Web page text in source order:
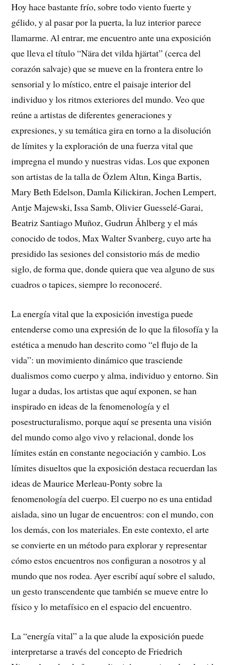
Hoy hace bastante frío, sobre todo viento fuerte y
gélido, y al pasar por la puerta, la luz interior parece
llamarme. Al entrar, me encuentro ante una exposición
que lleva el título “Nära det vilda hjärtat” (cerca del
corazón salvaje) que se mueve en la frontera entre lo
sensorial y lo místico, entre el paisaje interior del
individuo y los ritmos exteriores del mundo. Veo que
reúne a artistas de diferentes generaciones y
expresiones, y su temática gira en torno a la disolución
de límites y la exploración de una fuerza vital que
impregna el mundo y nuestras vidas. Los que exponen
son artistas de la talla de Özlem Altın, Kinga Bartis,
Mary Beth Edelson, Damla Kilickiran, Jochen Lempert,
Antje Majewski, Issa Samb, Olivier Guesselé-Garai,
Beatriz Santiago Muñoz, Gudrun Åhlberg y el más
conocido de todos, Max Walter Svanberg, cuyo arte ha
presidido las sesiones del consistorio más de medio
siglo, de forma que, donde quiera que vea alguno de sus
cuadros o tapices, siempre lo reconoceré.
La energía vital que la exposición investiga puede
entenderse como una expresión de lo que la filosofía y la
estética a menudo han descrito como “el flujo de la
vida”: un movimiento dinámico que trasciende
dualismos como cuerpo y alma, individuo y entorno. Sin
lugar a dudas, los artistas que aquí exponen, se han
inspirado en ideas de la fenomenología y el
posestructuralismo, porque aquí se presenta una visión
del mundo como algo vivo y relacional, donde los
límites están en constante negociación y cambio. Los
límites disueltos que la exposición destaca recuerdan las
ideas de Maurice Merleau-Ponty sobre la
fenomenología del cuerpo. El cuerpo no es una entidad
aislada, sino un lugar de encuentros: con el mundo, con
los demás, con los materiales. En este contexto, el arte
se convierte en un método para explorar y representar
cómo estos encuentros nos configuran a nosotros y al
mundo que nos rodea. Ayer escribí aquí sobre el saludo,
un gesto transcendente que también se mueve entre lo
físico y lo metafísico en el espacio del encuentro.
La “energía vital” a la que alude la exposición puede
interpretarse a través del concepto de Friedrich